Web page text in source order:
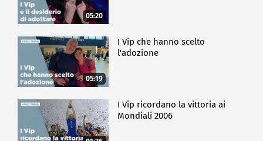
05:20
05:19
I Vip che hanno scelto
l'adozione
I Vip ricordano la vittoria ai
Mondiali 2006